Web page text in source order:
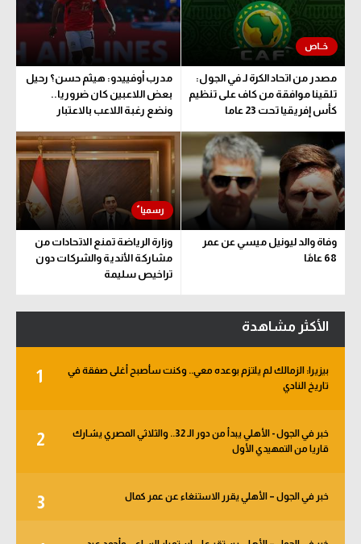
مصدر من اتحاد الكرة لـ في الجول:
تلقينا موافقة من كاف على تنظيم
كأس إفريقيا تحت 23 عاما
مدرب أوفييدو: هيثم حسن؟ رحيل
بعض اللاعبين كان ضروريا..
ونضع رغبة اللاعب بالاعتبار
وفاة والد ليونيل ميسي عن عمر
68 عامًا
وزارة الرياضة تمنع الاتحادات من
مشاركة الأندية والشركات دون
تراخيص سليمة
الأكثر مشاهدة
1
بيزيرا: الزمالك لم يلتزم بوعده معي.. وكنت سأصبح أغلى صفقة في
تاريخ النادي
2
خبر في الجول - الأهلي يبدأ من دور الـ 32.. والثلاثي المصري يشارك
قاريا من التمهيدي الأول
3 خبر في الجول – الأهلي يقرر الاستنغاء عن عمر كمال